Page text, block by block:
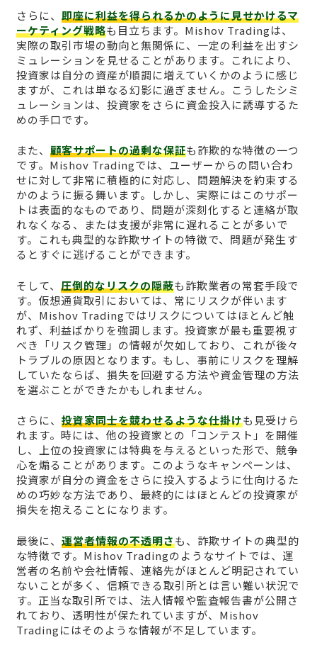
さらに、 即座に利益を得られるかのように見せかけるマ
ーケティング戦略も目立ちます。Mishov Tradingは、
実際の取引市場の動向と無関係に、一定の利益を出すシ
ミュレーションを見せることがあります。これにより、
投資家は自分の資産が順調に増えていくかのように感じ
ますが、これは単なる幻影に過ぎません。こうしたシミ
ュレーションは、投資家をさらに資金投入に誘導するた
めの手口です。
また、 顧客サポートの過剰な保証も詐欺的な特徴の一つ
です。Mishov Tradingでは、ユーザーからの問い合わ
せに対して非常に積極的に対応し、問題解決を約束する
かのように振る舞います。しかし、実際にはこのサポー
トは表面的なものであり、問題が深刻化すると連絡が取
れなくなる、または支援が非常に遅れることが多いで
す。これも典型的な詐欺サイトの特徴で、問題が発生す
るとすぐに逃げることができます。
そして、 圧倒的なリスクの隠蔽も詐欺業者の常套手段で
す。仮想通貨取引においては、常にリスクが伴います
が、Mishov Tradingではリスクについてはほとんど触
れず、利益ばかりを強調します。投資家が最も重要視す
べき「リスク管理」の情報が欠如しており、これが後々
トラブルの原因となります。もし、事前にリスクを理解
していたならば、損失を回避する方法や資金管理の方法
を選ぶことができたかもしれません。
さらに、 投資家同士を競わせるような仕掛けも見受けら
れます。時には、他の投資家との「コンテスト」を開催
し、上位の投資家には特典を与えるといった形で、競争
心を煽ることがあります。このようなキャンペーンは、
投資家が自分の資金をさらに投入するように仕向けるた
めの巧妙な方法であり、最終的にはほとんどの投資家が
損失を抱えることになります。
最後に、 運営者情報の不透明さも、詐欺サイトの典型的
な特徴です。Mishov Tradingのようなサイトでは、運
営者の名前や会社情報、連絡先がほとんど明記されてい
ないことが多く、信頼できる取引所とは言い難い状況で
す。正当な取引所では、法人情報や監査報告書が公開さ
れており、透明性が保たれていますが、Mishov
Tradingにはそのような情報が不足しています。